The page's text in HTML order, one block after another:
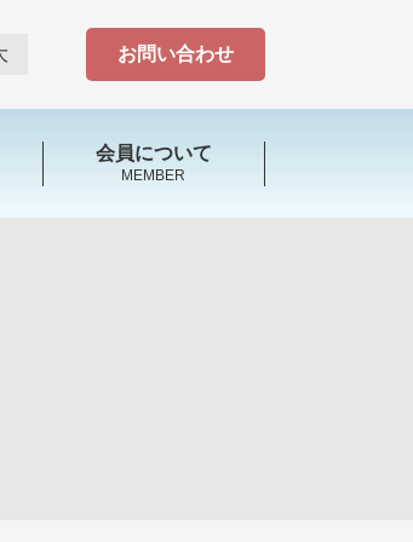
お問い合わせ
会員について
MEMBER